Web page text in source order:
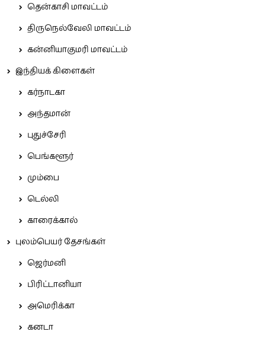
தென்காசி மாவட்டம்
திருநெல்வேலி மாவட்டம்
கன்னியாகுமரி மாவட்டம்
இந்தியக் கிளைகள்
கர்நாடகா
அந்தமான்
புதுச்சேரி
பெங்களூர்
மும்பை
டெல்லி
காரைக்கால்
புலம்பெயர் தேசங்கள்
ஜெர்மனி
பிரிட்டானியா
அமெரிக்கா
கனடா